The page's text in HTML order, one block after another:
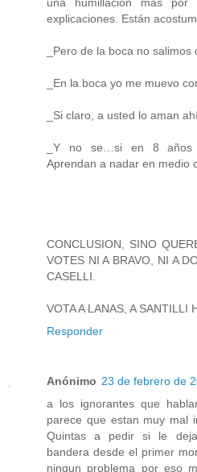
explicaciones. Están
_Pero de la boca no salimos
_En la boca yo me muevo
_Si claro, a usted lo aman
_Y no se…si en 8 años
Aprendan a nadar en medio
CONCLUSION, SINO
VOTES NI A BRAVO, NI A
CASELLI.
VOTA A LANAS, A SANTILLI
Responder
Anónimo 23 de febrero de
a los ignorantes que
parece que estan muy mal
Quintas a pedir si le
bandera desde el primer
ningun problema por eso